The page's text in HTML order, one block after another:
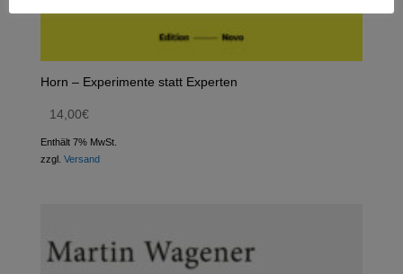
Horn – Experimente statt Experten
14,00€
Enthält 7% MwSt.
zzgl. Versand